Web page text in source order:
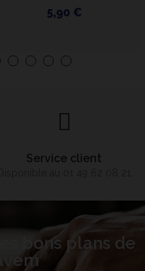
5,90 €
Service client
bons plans de